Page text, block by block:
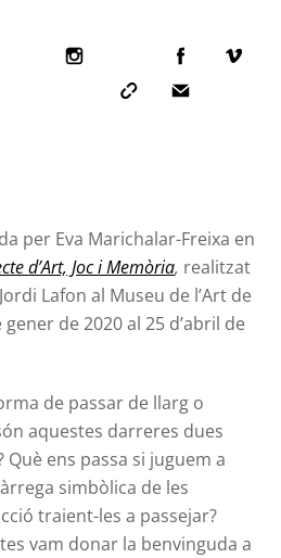
Icon
Icon
Icon
per Eva Marichalar-Freixa en
d’Art, Joc i Memòria, realitzat
Lafon al Museu de l’Art de
de 2020 al 25 d’abril de
de passar de llarg o
aquestes darreres dues
ens passa si juguem a
simbòlica de les
traient-les a passejar?
vam donar la benvinguda a